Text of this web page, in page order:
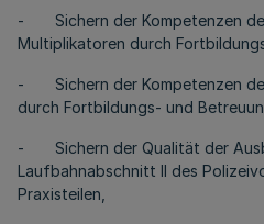
- Sichern der Kompetenzen
Multiplikatoren durch
- Sichern der Kompetenzen
durch Fortbildungs- und
- Sichern der Qualität der
Laufbahnabschnitt II des
Praxisteilen,